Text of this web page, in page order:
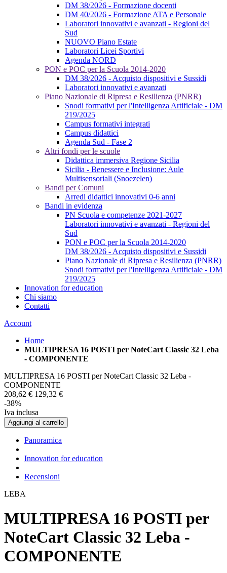
DM 38/2026 - Formazione docenti
DM 40/2026 - Formazione ATA e Personale
Laboratori innovativi e avanzati - Regioni del
Sud
NUOVO Piano Estate
Laboratori Licei Sportivi
Agenda NORD
PON e POC per la Scuola 2014-2020
DM 38/2026 - Acquisto dispositivi e Sussidi
Laboratori innovativi e avanzati
Piano Nazionale di Ripresa e Resilienza (PNRR)
Snodi formativi per l'Intelligenza Artificiale - DM
219/2025
Campus formativi integrati
Campus didattici
Agenda Sud - Fase 2
Altri fondi per le scuole
Didattica immersiva Regione Sicilia
Sicilia - Benessere e Inclusione: Aule
Multisensoriali (Snoezelen)
Bandi per Comuni
Arredi didattici innovativi 0-6 anni
Bandi in evidenza
PN Scuola e competenze 2021-2027
Laboratori innovativi e avanzati - Regioni del
Sud
PON e POC per la Scuola 2014-2020
DM 38/2026 - Acquisto dispositivi e Sussidi
Piano Nazionale di Ripresa e Resilienza (PNRR)
Snodi formativi per l'Intelligenza Artificiale - DM
219/2025
Innovation for education
Chi siamo
Contatti
Account
Home
MULTIPRESA 16 POSTI per NoteCart Classic 32 Leba
- COMPONENTE
MULTIPRESA 16 POSTI per NoteCart Classic 32 Leba -
COMPONENTE
208,62 € 129,32 €
-38%
Iva inclusa
Aggiungi al carrello
Panoramica
Innovation for education
Recensioni
LEBA
MULTIPRESA 16 POSTI per
NoteCart Classic 32 Leba -
COMPONENTE